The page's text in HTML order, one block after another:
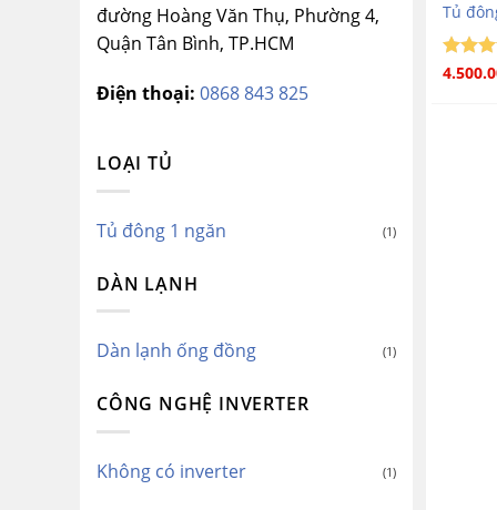
đường Hoàng Văn Thụ, Phường 4,
Quận Tân Bình, TP.HCM
Điện thoại: 0868 843 825
LOẠI TỦ
Tủ đông 1 ngăn (1)
DÀN LẠNH
Dàn lạnh ống đồng (1)
CÔNG NGHỆ INVERTER
Không có inverter (1)
Tủ
Được